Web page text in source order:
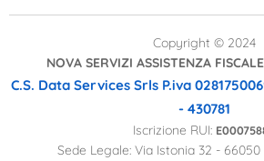
Copyright © 2024
NOVA SERVIZI ASSISTENZA
C.S. Data Services Srls P.iva
- 430781
Iscrizione RUI:
Sede Legale: Via Istonia 32 - 66050